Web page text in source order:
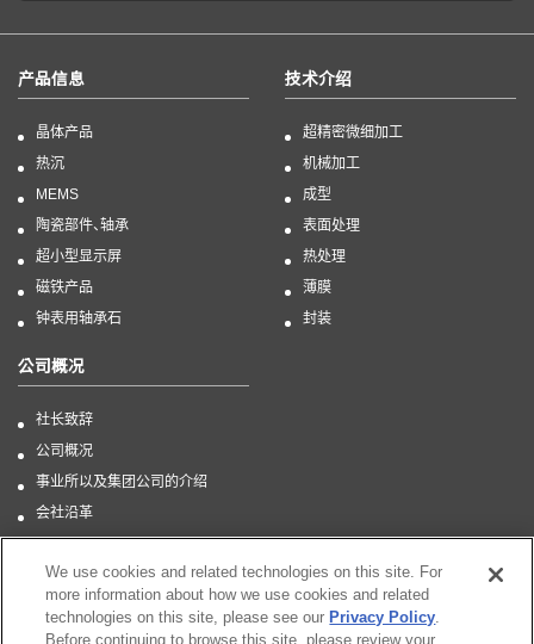
产品信息
晶体产品
热沉
MEMS
陶瓷部件、轴承
超小型显示屏
磁铁产品
钟表用轴承石
技术介绍
超精密微细加工
机械加工
成型
表面处理
热处理
薄膜
封装
公司概况
社长致辞
公司概况
事业所以及集团公司的介绍
会社沿革
CSR
We use cookies and related technologies on this site. For
more information about how we use cookies and related
technologies on this site, please see our Privacy Policy.
Before continuing to browse this site, please review your